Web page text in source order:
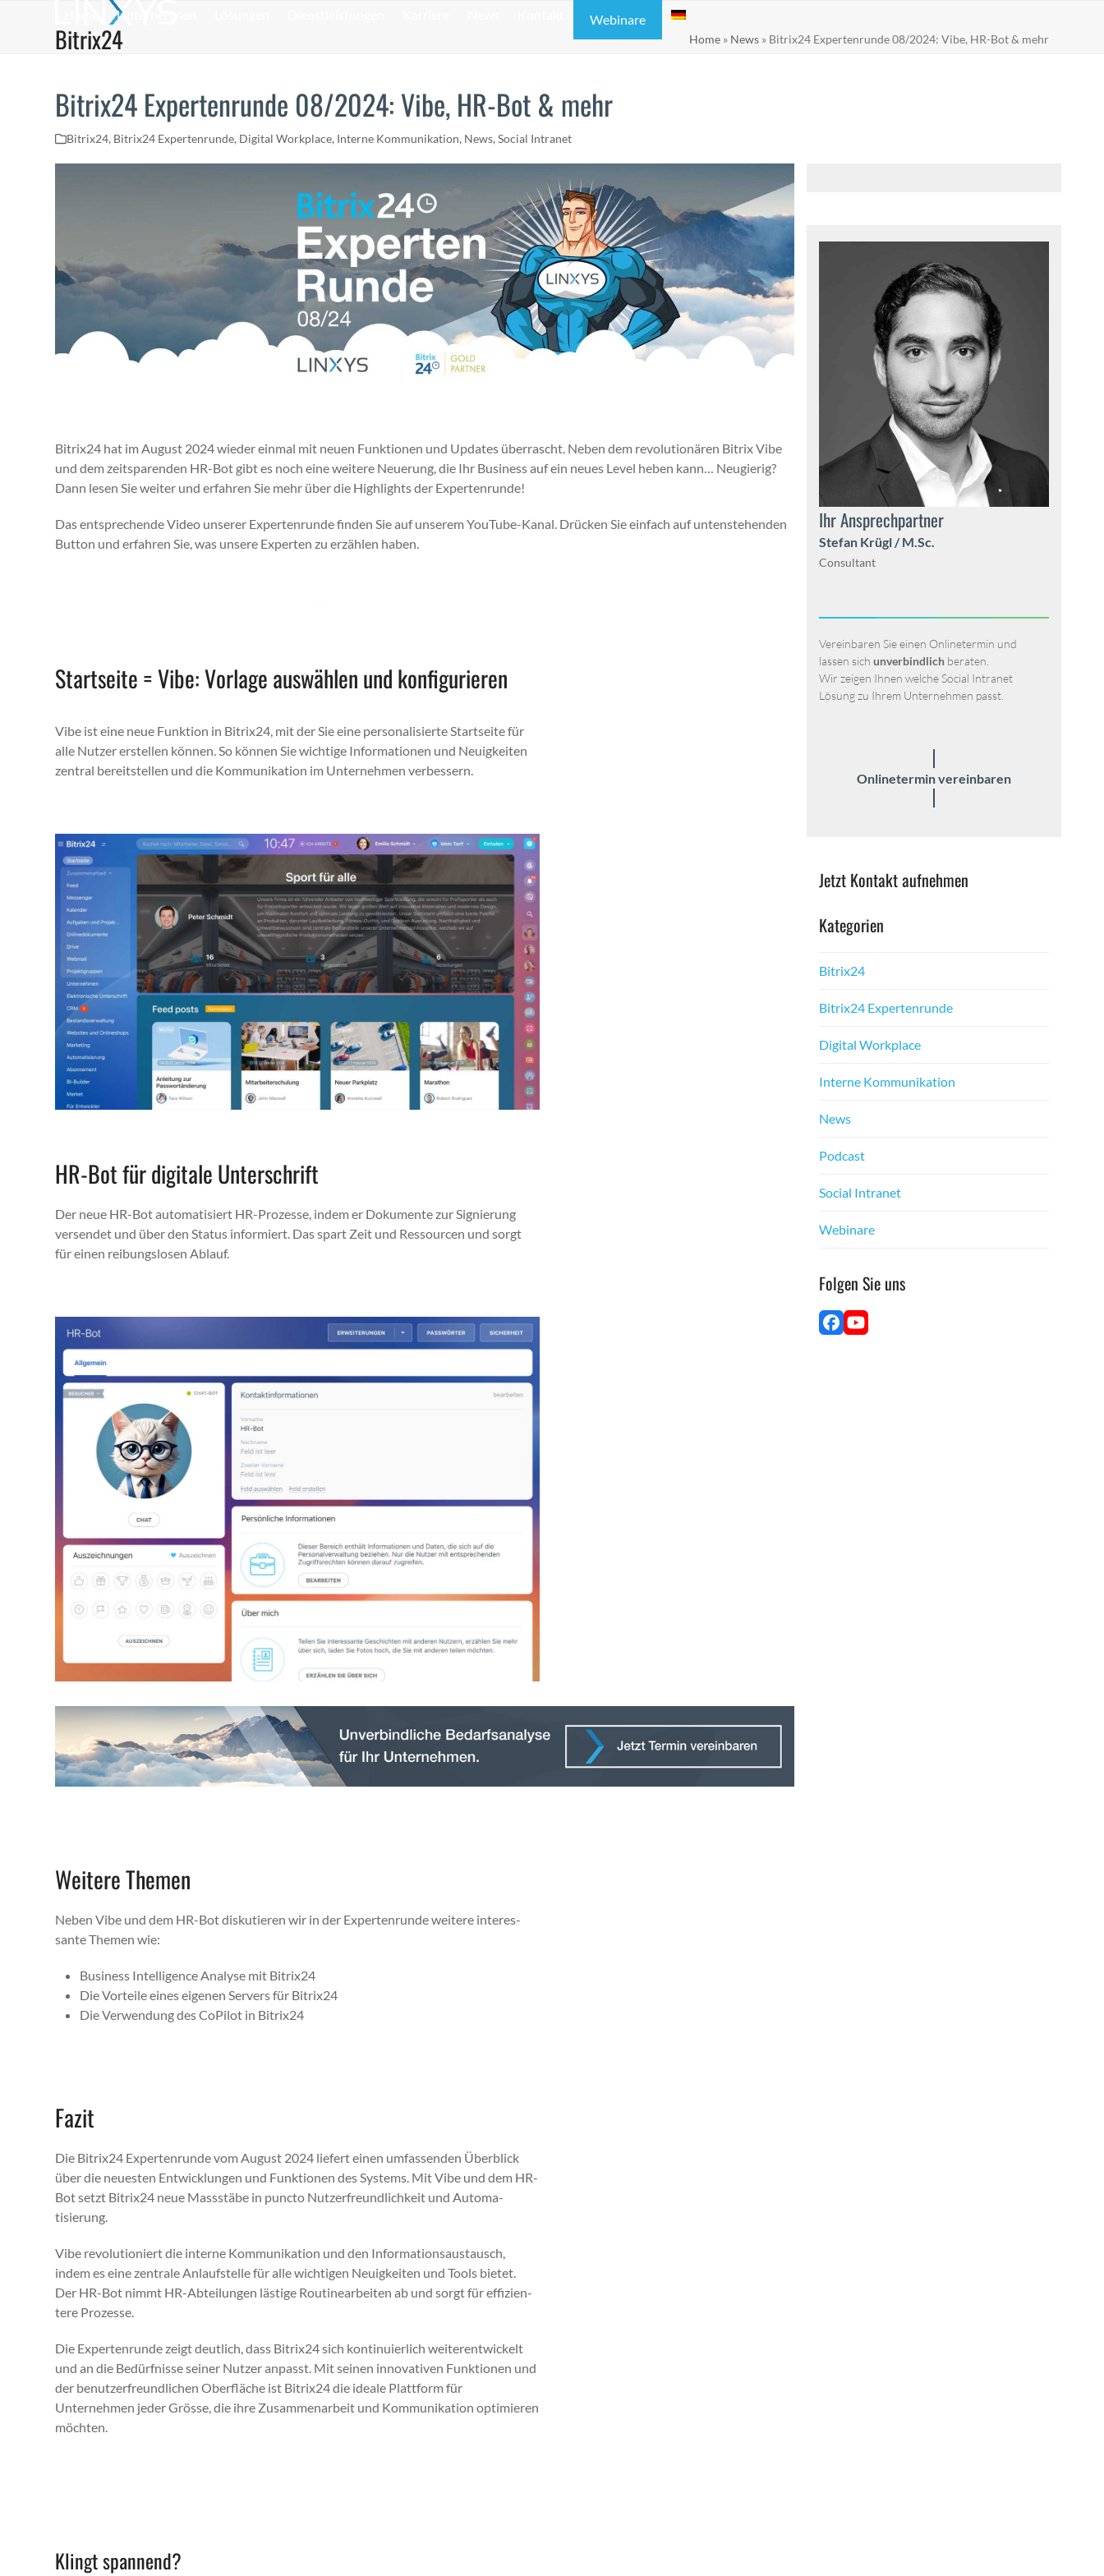
Unternehmen Webinare
Bitrix24 Home» News» Bitrix24 Expertenrunde 08/2024: Vibe, HR-Bot & mehr
Bitrix24 Expertenrunde 08/2024: Vibe, HR-Bot & mehr
Bitrix24, Bitrix24 Expertenrunde, Digital Workplace, Interne Kommunikation, News,Social Intranet
Bitrix24 hat im August 2024 wieder ein­mal mit neuen Funk­tio­nen und Updates über­rascht. Neben dem rev­o­lu­tionären Bitrix Vibe
und dem zeits­paren­den HR-Bot gibt es noch eine weit­ere Neuerung, die Ihr Busi­ness auf ein neues Lev­el heben kann… Neugierig?
Dann lesen Sie weit­er und erfahren Sie mehr über die High­lights der Experten­runde!
Das entsprechende Video unser­er Experten­runde find­en Sie auf unserem YouTube-Kanal. Drück­en Sie ein­fach auf unten­ste­hen­den
But­ton und erfahren Sie, was unsere Experten zu erzählen haben.
Startseite = Vibe: Vorlage auswählen und konfigurieren
Vibe ist eine neue Funk­tion in Bitrix24, mit der Sie eine per­son­al­isierte Start­seite für
alle Nutzer erstellen kön­nen. So kön­nen Sie wichtige Infor­ma­tio­nen und Neuigkeit­en
zen­tral bere­it­stellen und die Kom­mu­nika­tion im Unternehmen verbessern.
HR-Bot für digitale Unterschrift
Der neue HR-Bot automa­tisiert HR-Prozesse, indem er Doku­mente zur Sig­nierung
versendet und über den Sta­tus informiert. Das spart Zeit und Ressourcen und sorgt
für einen rei­bungslosen Ablauf.
Weitere Themen
Neben Vibe und dem HR-Bot disku­tieren wir in der Experten­runde weit­ere inter­es­
sante The­men wie:
Busi­ness Intel­li­gence Analyse mit Bitrix24
Die Vorteile eines eige­nen Servers für Bitrix24
Die Ver­wen­dung des CoPi­lot in Bitrix24
Fazit
Die Bitrix24 Experten­runde vom August 2024 liefert einen umfassenden Überblick
über die neuesten Entwick­lun­gen und Funk­tio­nen des Sys­tems. Mit Vibe und dem HR-
Bot set­zt Bitrix24 neue Massstäbe in punc­to Nutzer­fre­undlichkeit und Automa­
tisierung.
Vibe rev­o­lu­tion­iert die interne Kom­mu­nika­tion und den Infor­ma­tion­saus­tausch,
indem es eine zen­trale Anlauf­stelle für alle wichti­gen Neuigkeit­en und Tools bietet.
Der HR-Bot nimmt HR-Abteilun­gen lästige Rou­tin­ear­beit­en ab und sorgt für effizien­
tere Prozesse.
Die Experten­runde zeigt deut­lich, dass Bitrix24 sich kon­tinuier­lich weit­er­en­twick­elt
und an die Bedürfnisse sein­er Nutzer anpasst. Mit seinen inno­v­a­tiv­en Funk­tio­nen und
der benutzer­fre­undlichen Ober­fläche ist Bitrix24 die ide­ale Plat­tform für
Unternehmen jed­er Grösse, die ihre Zusam­me­nar­beit und Kom­mu­nika­tion opti­mieren
möcht­en.
Klingt spannend?
Ihr Ansprech­part­ner
Ste­fan Krügl / M.Sc.
Con­sul­tant
Vere­in­baren Sie einen Onlineter­min und
lassen sich unverbindlichberat­en.
Wir zeigen Ihnen welche Social Intranet
Lösung zu Ihrem Unternehmen passt.
Onlineter­min vere­in­baren
Jet­zt Kon­takt aufnehmen
Kat­e­gorien
Bitrix24
Bitrix24 Experten­runde
Dig­i­tal Work­place
Interne Kom­mu­nika­tion
News
Pod­cast
Social Intranet
Webina­re
Fol­gen Sie uns
Face­YouTube